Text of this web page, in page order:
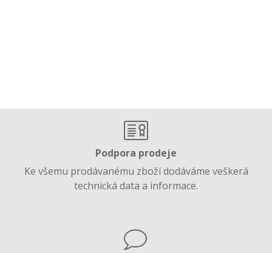
Podpora prodeje
Ke všemu prodávanému zboží dodáváme veškerá
technická data a informace.